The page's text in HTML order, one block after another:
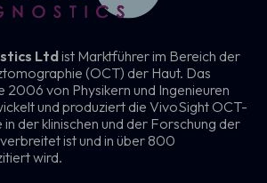
Ltdist Marktführer im Bereich der
(OCT) der Haut. Das
2006 von Physikern und Ingenieuren
und produziert die VivoSight OCT-
der klinischen und der Forschung der
ist und in über 800
wird.